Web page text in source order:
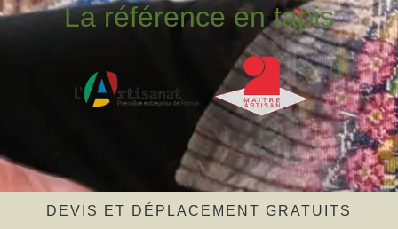
La référence en tapis
DEVIS ET DÉPLACEMENT GRATUITS